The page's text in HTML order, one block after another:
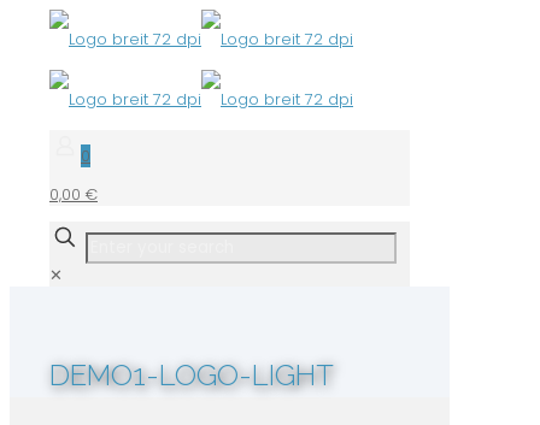
0
0,00 €
✕
DEMO1-LOGO-LIGHT